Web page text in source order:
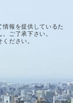
報を提供しているた
ご了承下さい。
ださい。